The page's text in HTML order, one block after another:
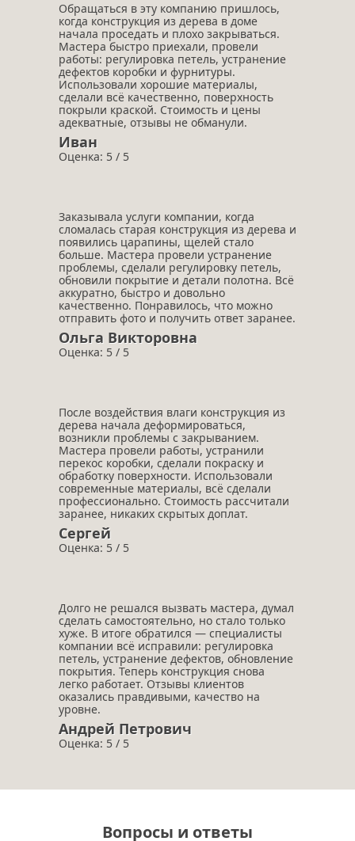
Обращаться в эту компанию пришлось,
когда конструкция из дерева в доме
начала проседать и плохо закрываться.
Мастера быстро приехали, провели
работы: регулировка петель, устранение
дефектов коробки и фурнитуры.
Использовали хорошие материалы,
сделали всё качественно, поверхность
покрыли краской. Стоимость и цены
адекватные, отзывы не обманули.
Иван
Оценка: 5 / 5
Заказывала услуги компании, когда
сломалась старая конструкция из дерева и
появились царапины, щелей стало
больше. Мастера провели устранение
проблемы, сделали регулировку петель,
обновили покрытие и детали полотна. Всё
аккуратно, быстро и довольно
качественно. Понравилось, что можно
отправить фото и получить ответ заранее.
Ольга Викторовна
Оценка: 5 / 5
После воздействия влаги конструкция из
дерева начала деформироваться,
возникли проблемы с закрыванием.
Мастера провели работы, устранили
перекос коробки, сделали покраску и
обработку поверхности. Использовали
современные материалы, всё сделали
профессионально. Стоимость рассчитали
заранее, никаких скрытых доплат.
Сергей
Оценка: 5 / 5
Долго не решался вызвать мастера, думал
сделать самостоятельно, но стало только
хуже. В итоге обратился — специалисты
компании всё исправили: регулировка
петель, устранение дефектов, обновление
покрытия. Теперь конструкция снова
легко работает. Отзывы клиентов
оказались правдивыми, качество на
уровне.
Андрей Петрович
Оценка: 5 / 5
Вопросы и ответы